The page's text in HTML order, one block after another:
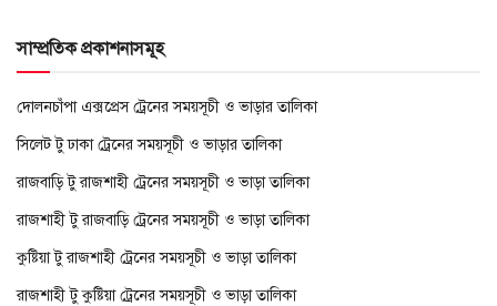
সাম্প্রতিক প্রকাশনাসমূহ
দোলনচাঁপা এক্সপ্রেস ট্রেনের সময়সূচী ও ভাড়ার তালিকা
সিলেট টু ঢাকা ট্রেনের সময়সূচী ও ভাড়ার তালিকা
রাজবাড়ি টু রাজশাহী ট্রেনের সময়সূচী ও ভাড়া তালিকা
রাজশাহী টু রাজবাড়ি ট্রেনের সময়সূচী ও ভাড়া তালিকা
কুষ্টিয়া টু রাজশাহী ট্রেনের সময়সূচী ও ভাড়া তালিকা
রাজশাহী টু কুষ্টিয়া ট্রেনের সময়সূচী ও ভাড়া তালিকা